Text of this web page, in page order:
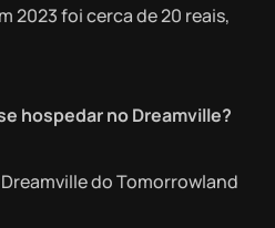
2023 foi cerca de 20 reais,
hospedar no Dreamville?
do Tomorrowland